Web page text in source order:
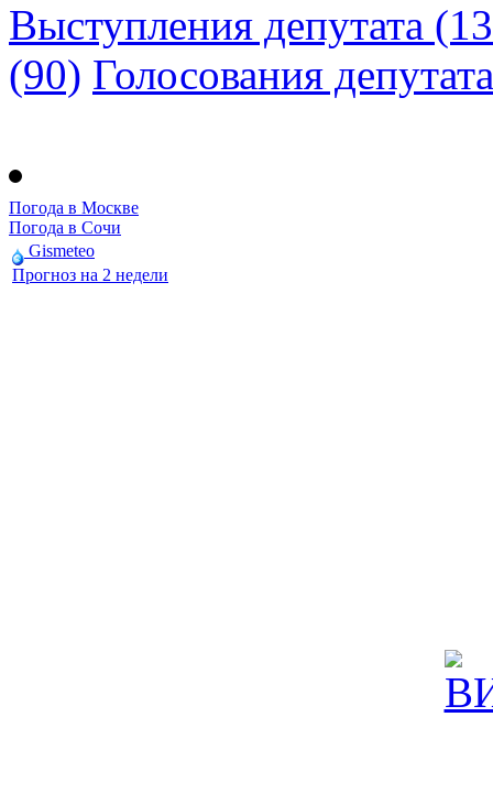
Выступления депутата
(90) Голосования депутата
Погода в Москве
Погода в Сочи
Gismeteo
Прогноз на 2 недели